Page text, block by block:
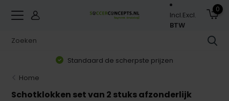
Incl.Excl.
BTW
0
Standaard de scherpste prijzen
Home
Schotklokken set van 2 stuks afzonderlijk